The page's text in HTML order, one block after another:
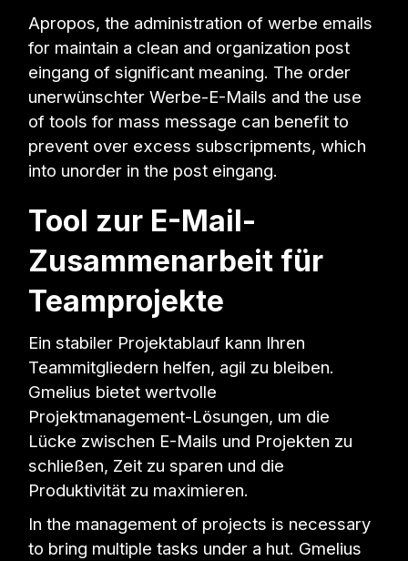
Apropos, the administration of werbe emails
for maintain a clean and organization post
eingang of significant meaning. The order
unerwünschter Werbe-E-Mails and the use
of tools for mass message can benefit to
prevent over excess subscripments, which
into unorder in the post eingang.
Tool zur E-Mail-
Zusammenarbeit für
Teamprojekte
Ein stabiler Projektablauf kann Ihren
Teammitgliedern helfen, agil zu bleiben.
Gmelius bietet wertvolle
Projektmanagement-Lösungen, um die
Lücke zwischen E-Mails und Projekten zu
schließen, Zeit zu sparen und die
Produktivität zu maximieren.
In the management of projects is necessary
to bring multiple tasks under a hut. Gmelius